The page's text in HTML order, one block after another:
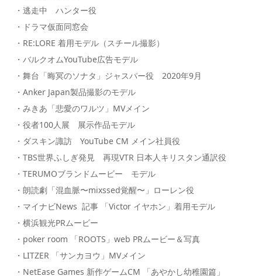
・逃走中 ハンター役
・ドラマ仮面同窓会
・RE:LORE 着用モデル（スチール撮影）
・バルクオムYouTube広告モデル
・舞台「晦冥のソナタ」ジャスパー役 2020年9月
・Anker Japan製品撮影のモデル
・みきあ「悲愛のワルツ」MVメイン
・役者100人展 展示作品モデル
・ダスキン諏訪 YouTube CM メイン社員役
・TBS世界ふしぎ発見 再現VTR 日本人キリスタン通訳役
・TERUMOブランドムービー モデル
・朗読劇「混血脈〜mixssed覚醒〜」ローレン役
・マイナビNews 記事 「Victor イヤホン」着用モデル
・横浜観光PRムービー
・poker room 「ROOTS」web PRムービー＆写真
・LITZER 「サンカヨウ」MVメイン
・NetEase Games 新作ゲームCM 「あやかし幼稚園篇」